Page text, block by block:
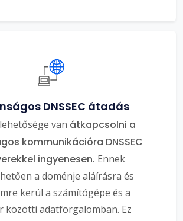
DNSSEC átadás
van átkapcsolni a
kommunikációra DNSSEC
ingyenesen. Ennek
a doménje aláírásra és
kerül a számítógépe és a
közötti adatforgalomban. Ez